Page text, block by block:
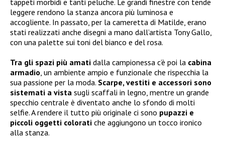
tappeti morbidi e tanti peluche. Le grandi finestre con tende
leggere rendono la stanza ancora più luminosa e
accogliente. In passato, per la cameretta di Matilde, erano
stati realizzati anche disegni a mano dall’artista Tony Gallo,
con una palette sui toni del bianco e del rosa.
Tra gli spazi più amati dalla campionessa c’è poi la cabina
armadio, un ambiente ampio e funzionale che rispecchia la
sua passione per la moda. Scarpe, vestiti e accessori sono
sistemati a vista sugli scaffali in legno, mentre un grande
specchio centrale è diventato anche lo sfondo di molti
selfie. A rendere il tutto più originale ci sono pupazzi e
piccoli oggetti colorati che aggiungono un tocco ironico
alla stanza.